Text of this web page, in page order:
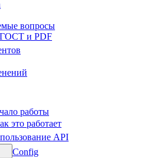
вопросы
и PDF
работы
это работает
API
Config